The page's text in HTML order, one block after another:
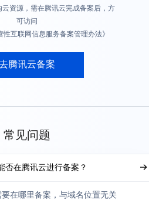
资源，需在腾讯云完成备案后，方
可访问
互联网信息服务备案管理办法》
腾讯云备案
常见问题
否在腾讯云进行备案？
在哪里备案，与域名位置无关